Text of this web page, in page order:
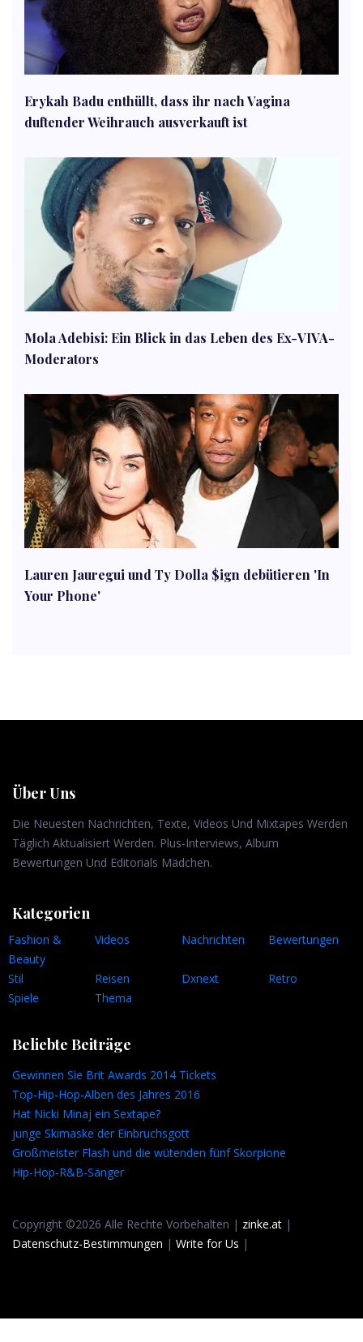
Erykah Badu enthüllt, dass ihr nach Vagina
duftender Weihrauch ausverkauft ist
Mola Adebisi: Ein Blick in das Leben des Ex-VIVA-
Moderators
Lauren Jauregui und Ty Dolla $ign debütieren 'In
Your Phone'
Über Uns
Die Neuesten Nachrichten, Texte, Videos Und Mixtapes Werden
Täglich Aktualisiert Werden. Plus-Interviews, Album
Bewertungen Und Editorials Mädchen.
Kategorien
Fashion &
Beauty
Videos Nachrichten Bewertungen
Stil Reisen Dxnext
Retro
Spiele
Thema
Beliebte Beiträge
Gewinnen Sie Brit Awards 2014 Tickets
Top-Hip-Hop-Alben des Jahres 2016
Hat Nicki Minaj ein Sextape?
junge Skimaske der Einbruchsgott
Großmeister Flash und die wütenden fünf Skorpione
Hip-Hop-R&B-Sänger
Copyright ©2026 Alle Rechte Vorbehalten | zinke.at |
Datenschutz-Bestimmungen | Write for Us |